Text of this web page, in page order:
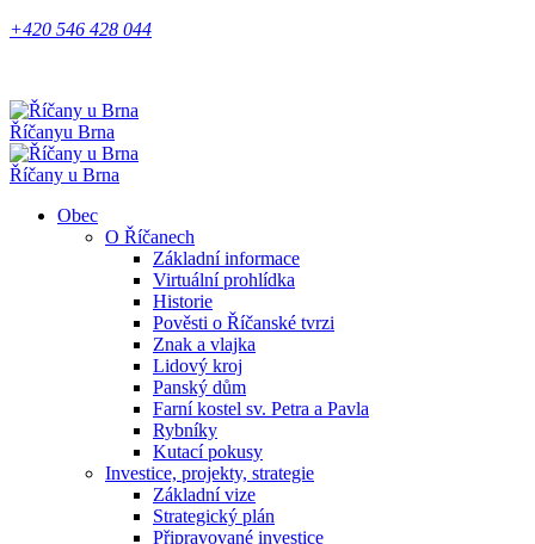
+420 546 428 044
Říčanyu Brna
Říčany u Brna
Obec
O Říčanech
Základní informace
Virtuální prohlídka
Historie
Pověsti o Říčanské tvrzi
Znak a vlajka
Lidový kroj
Panský dům
Farní kostel sv. Petra a Pavla
Rybníky
Kutací pokusy
Investice, projekty, strategie
Základní vize
Strategický plán
Připravované investice